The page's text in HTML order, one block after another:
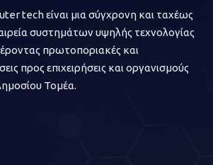
tech είναι μια σύγχρονη και ταχέως
συστημάτων υψηλής τεχνολογίας
πρωτοποριακές και
προς επιχειρήσεις και οργανισμούς
Τομέα.